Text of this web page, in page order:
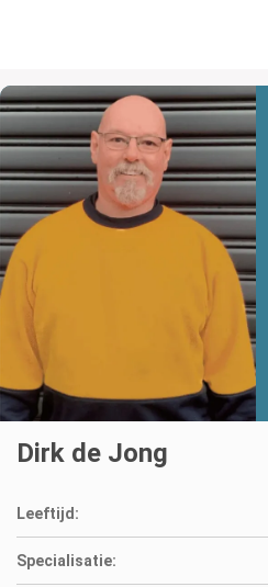
Dirk de Jong
Leeftijd:
Specialisatie: